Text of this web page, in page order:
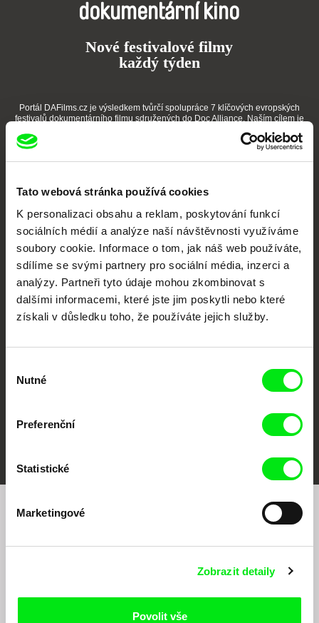
Tato webová stránka používá cookies
K personalizaci obsahu a reklam, poskytování funkcí
sociálních médií a analýze naší návštěvnosti využíváme
soubory cookie. Informace o tom, jak náš web používáte,
sdílíme se svými partnery pro sociální média, inzerci a
analýzy. Partneři tyto údaje mohou zkombinovat s
dalšími informacemi, které jste jim poskytli nebo které
získali v důsledku toho, že používáte jejich služby.
souhlasu
Nutné
Preferenční
Statistické
Marketingové
Zobrazit detaily
Povolit vše
dokumentární kino
Nové festivalové filmy
každý týden
Portál DAFilms.cz je výsledkem tvůrčí spolupráce 7 klíčových evropských
festivalů dokumentárního filmu sdružených do Doc Alliance. Naším cílem je
Členové Doc Alliance
CPH:DOX Doclisboa
Millennium Docs
Against Gravity
DOK Leipzig
Chcete být pravidelně informováni o našem